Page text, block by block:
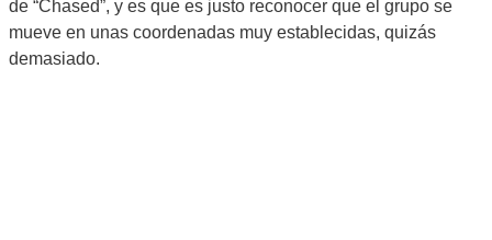
de “Chased”, y es que es justo reconocer que el grupo se
mueve en unas coordenadas muy establecidas, quizás
demasiado.